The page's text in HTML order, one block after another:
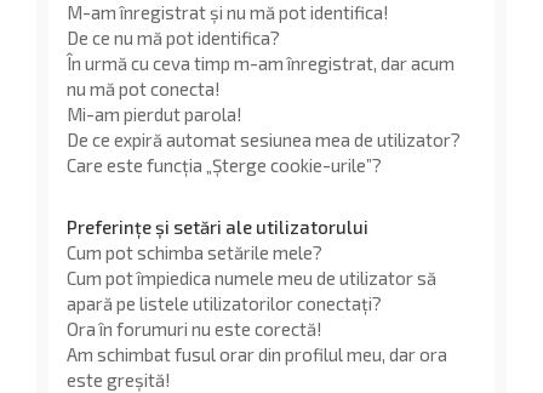
M-am înregistrat și nu mă pot identifica!
De ce nu mă pot identifica?
În urmă cu ceva timp m-am înregistrat, dar acum
nu mă pot conecta!
Mi-am pierdut parola!
De ce expiră automat sesiunea mea de utilizator?
Care este funcția „Șterge cookie-urile”?
Preferințe și setări ale utilizatorului
Cum pot schimba setările mele?
Cum pot împiedica numele meu de utilizator să
apară pe listele utilizatorilor conectați?
Ora în forumuri nu este corectă!
Am schimbat fusul orar din profilul meu, dar ora
este greșită!